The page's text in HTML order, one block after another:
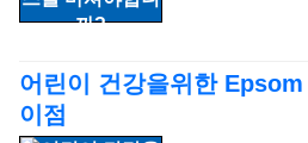
어린이 건강을위한 Epsom
이점